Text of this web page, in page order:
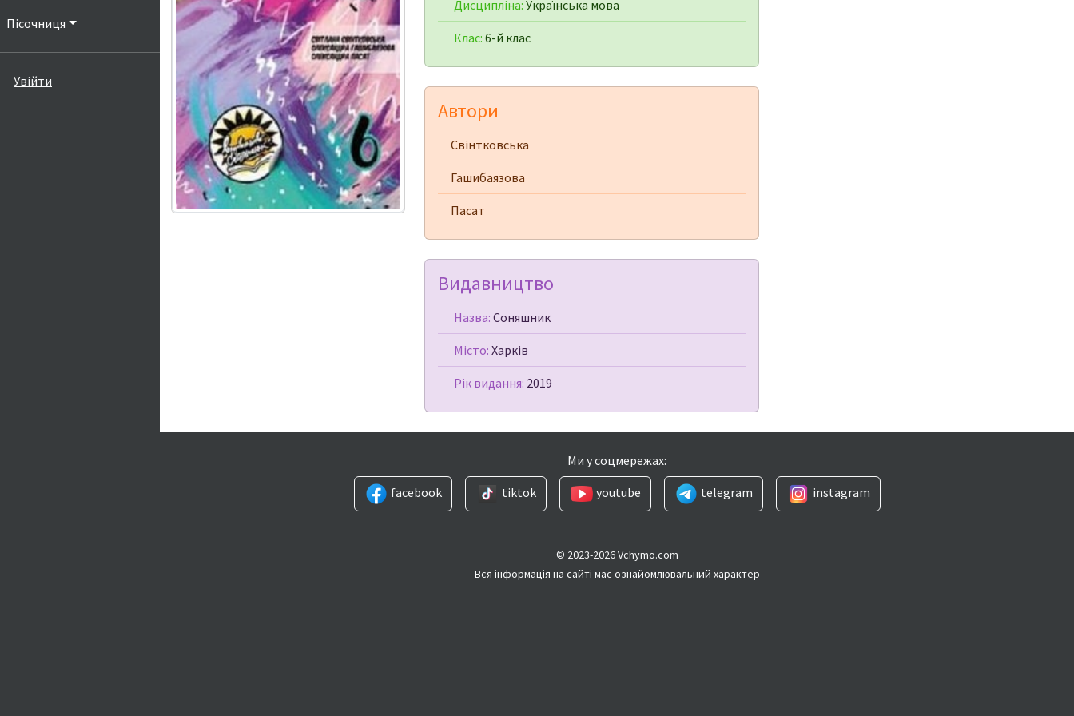
Пісочниця
Увійти
Дисципліна: Українська мова
Клас: 6-й клас
Автори
Свінтковська
Гашибаязова
Пасат
Видавництво
Назва: Соняшник
Місто: Харків
Рік видання: 2019
Ми у соцмережах:
facebook
tiktok youtube telegram instagram
© 2023-2026 Vchymo.com
Вся інформація на сайті має ознайомлювальний характер